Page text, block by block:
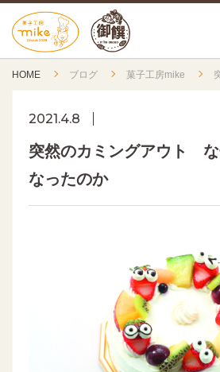
HOME ブログ 菓子工房mike
2021.4.8
突然のカミングアウト
なったのか